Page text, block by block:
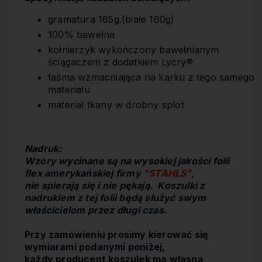
gramatura 165g.(białe 160g)
100% bawełna
kołnierzyk wykończony bawełnianym
ściągaczem z dodatkiem Lycry®
taśma wzmacniająca na karku z tego samego
materiału
materiał tkany w drobny splot
Nadruk:
Wzory wycinane są na wysokiej jakości folii
flex amerykańskiej firmy "STAHLS",
nie spierają się i nie pękają. Koszulki z
nadrukiem z tej folii będą służyć swym
właścicielom przez długi czas.
Przy zamówieniu prosimy kierować się
wymiarami podanymi poniżej,
każdy producent koszulek ma własną